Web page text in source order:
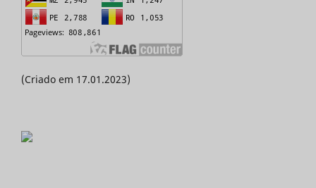
(Criado em 17.01.2023)